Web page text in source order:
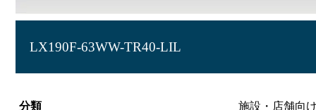
LX190F-63WW-TR40-LIL
分類
施設・店舗向